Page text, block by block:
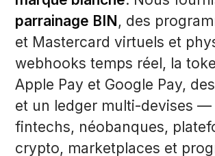
parrainage BIN, des
et Mastercard virtuels et
webhooks temps réel, la
Apple Pay et Google Pay,
et un ledger multi-devises
fintechs, néobanques,
crypto, marketplaces et